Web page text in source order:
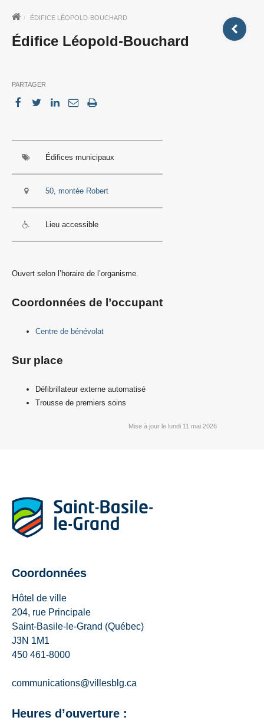
ÉDIFICE LÉOPOLD-BOUCHARD
Édifice Léopold-Bouchard
PARTAGER
Édifices municipaux
50, montée Robert
Lieu accessible
Ouvert selon l’horaire de l’organisme.
Coordonnées de l’occupant
Centre de bénévolat
Sur place
Défibrillateur externe automatisé
Trousse de premiers soins
Mise à jour le lundi 11 mai 2026
Coordonnées
Hôtel de ville
204, rue Principale
Saint-Basile-le-Grand (Québec)
J3N 1M1
450 461-8000
communications@villesblg.ca
Heures d’ouverture :